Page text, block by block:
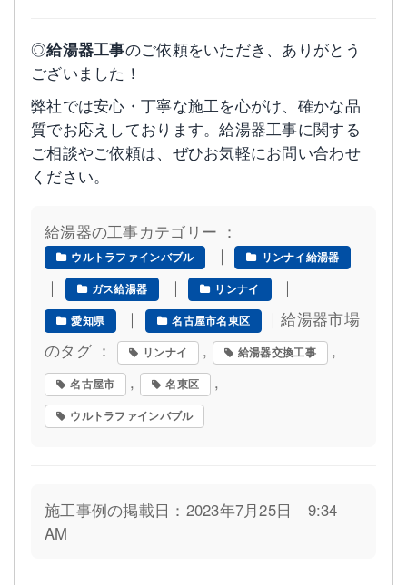
◎給湯器工事のご依頼をいただき、ありがとう
ございました！
弊社では安心・丁寧な施工を心がけ、確かな品
質でお応えしております。給湯器工事に関する
ご相談やご依頼は、ぜひお気軽にお問い合わせ
ください。
給湯器の工事カテゴリー ：
ウルトラファインバブル ｜ リンナイ給湯器
｜ ガス給湯器 ｜ リンナイ ｜
愛知県 ｜ 名古屋市名東区
｜給湯器市場
のタグ ：
リンナイ , 給湯器交換工事 ,
名古屋市 , 名東区 ,
ウルトラファインバブル
施工事例の掲載日：2023年7月25日 9:34
AM